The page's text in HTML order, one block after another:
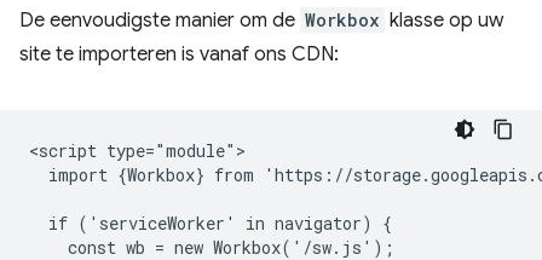
De eenvoudigste manier om de Workbox klasse op uw
site te importeren is vanaf ons CDN:
<script type="module">
import {Workbox} from 'https://
  if ('serviceWorker' in navigator) {
    const wb = new Workbox('/sw.js');